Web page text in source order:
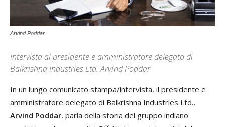
Arvind Poddar
Intervista al presidente e amministratore delegato di
Balkrishna Industries Ltd. Arvind Poddar
In un lungo comunicato stampa/intervista, il presidente e
amministratore delegato di Balkrishna Industries Ltd.,
Arvind Poddar, parla della storia del gruppo indiano